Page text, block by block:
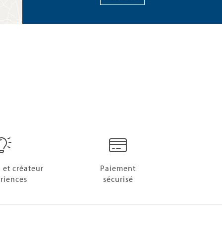
créateur
Paiement
sécurisé